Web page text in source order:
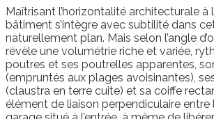
Maîtrisant l’horizontalité architecturale à
bâtiment s’intègre avec subtilité dans
naturellement plan. Mais selon l’angle
révèle une volumétrie riche et variée,
poutres et ses poutrelles apparentes,
(empruntés aux plages avoisinantes),
(claustra en terre cuite) et sa coiffe
élément de liaison perpendiculaire entre